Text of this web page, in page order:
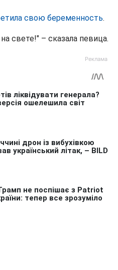
свою беременность.
свете!" – сказала певица.